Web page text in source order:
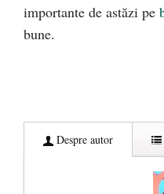
importante de astăzi pe
bune.
Despre autor